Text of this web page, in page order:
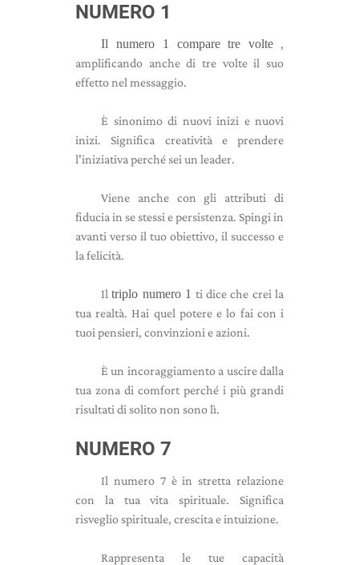
NUMERO 1
Il numero 1 compare tre volte ,
amplificando anche di tre volte il suo
effetto nel messaggio.
È sinonimo di nuovi inizi e nuovi
inizi. Significa creatività e prendere
l'iniziativa perché sei un leader.
Viene anche con gli attributi di
fiducia in se stessi e persistenza. Spingi in
avanti verso il tuo obiettivo, il successo e
la felicità.
Iltriplo numero 1 ti dice che crei la
tua realtà. Hai quel potere e lo fai con i
tuoi pensieri, convinzioni e azioni.
È un incoraggiamento a uscire dalla
tua zona di comfort perché i più grandi
risultati di solito non sono lì.
NUMERO 7
Il numero 7 è in stretta relazione
con la tua vita spirituale. Significa
risveglio spirituale, crescita e intuizione.
Rappresenta le tue capacità